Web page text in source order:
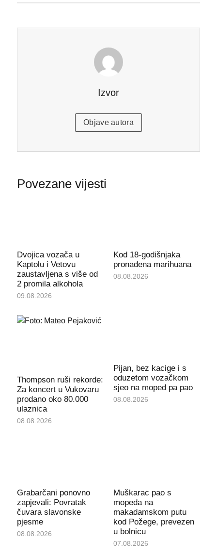
Izvor
Objave autora
Povezane vijesti
Dvojica vozača u
Kaptolu i Vetovu
zaustavljena s više od
2 promila alkohola
09.08.2026
Kod 18-godišnjaka
pronađena marihuana
08.08.2026
Thompson ruši rekorde:
Za koncert u Vukovaru
prodano oko 80.000
ulaznica
08.08.2026
Pijan, bez kacige i s
oduzetom vozačkom
sjeo na moped pa pao
08.08.2026
Grabarčani ponovno
zapjevali: Povratak
čuvara slavonske
pjesme
08.08.2026
Muškarac pao s
mopeda na
makadamskom putu
kod Požege, prevezen
u bolnicu
07.08.2026